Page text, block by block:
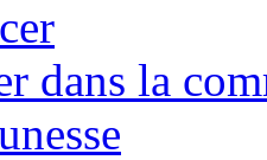
dans la